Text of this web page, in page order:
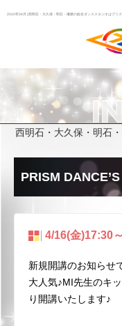
2010年04月 | 西明石・大久保・明石・播磨の総合ダンススタジオはプリズ
西明石・大久保・明石
PRISM
4/16(金)17:30
新規開講のお知らせ
大人気♪MI先生のキ
り開講いたします♪